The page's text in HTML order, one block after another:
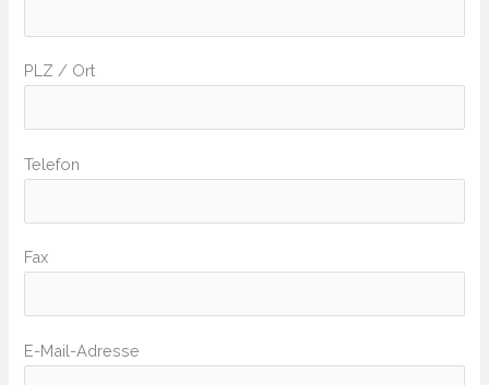
PLZ / Ort
Telefon
Fax
E-Mail-Adresse